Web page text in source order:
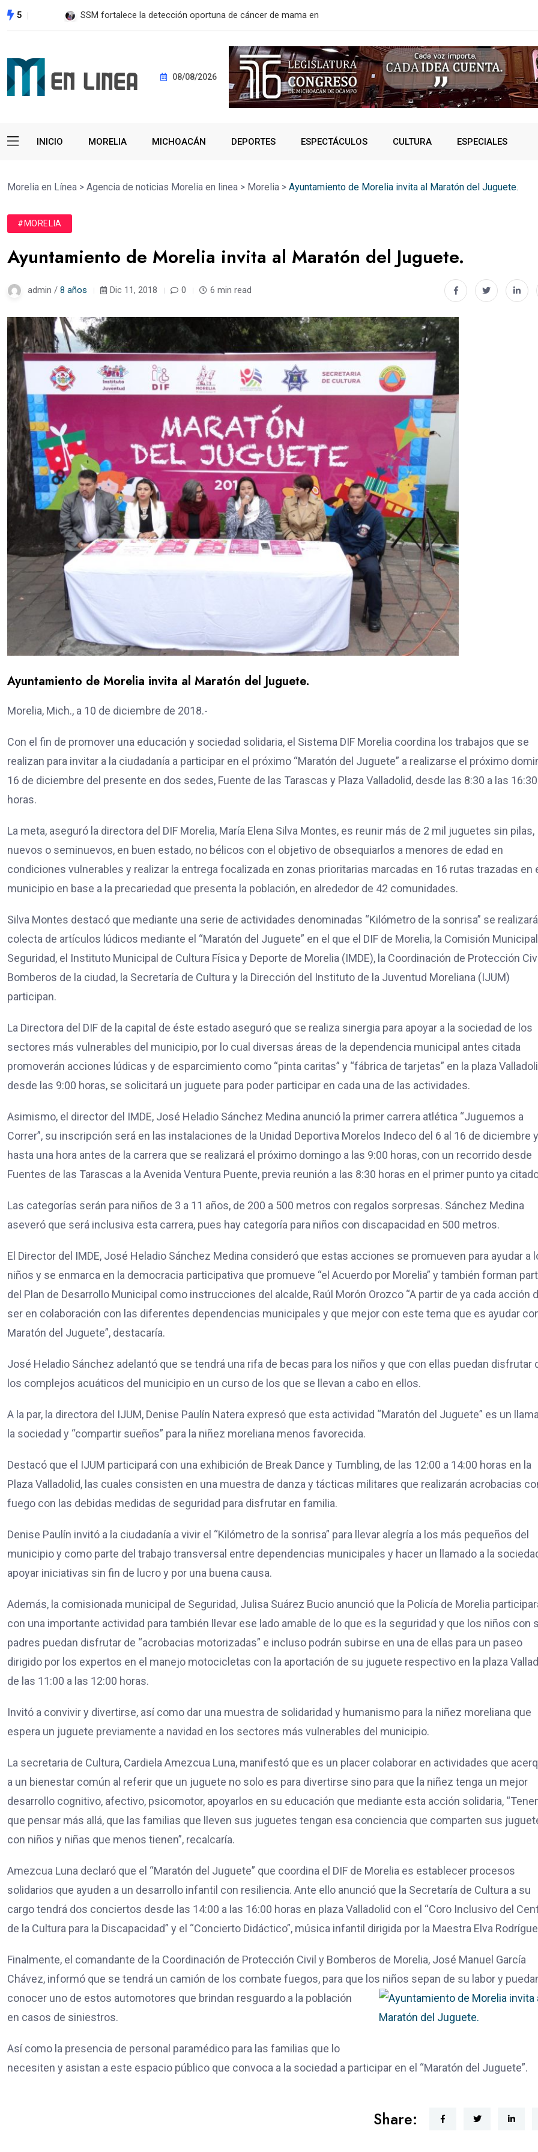
5 EE. UU. reanudará exportación de aguacate a partir de mañana
08/08/2026
INICIO MORELIA MICHOACÁN DEPORTES ESPECTÁCULOS CULTURA ESPECIALES
Morelia en Línea > Agencia de noticias Morelia en linea > Morelia > Ayuntamiento de Morelia invita al Maratón del Juguete.
#MORELIA
Ayuntamiento de Morelia invita al Maratón del Juguete.
admin / 8 años Dic 11, 2018 0 6 min read
Ayuntamiento de Morelia invita al Maratón del Juguete.
Morelia, Mich., a 10 de diciembre de 2018.-
Con el fin de promover una educación y sociedad solidaria, el Sistema DIF Morelia coordina los trabajos que se
realizan para invitar a la ciudadanía a participar en el próximo “Maratón del Juguete” a realizarse el próximo
16 de diciembre del presente en dos sedes, Fuente de las Tarascas y Plaza Valladolid, desde las 8:30 a las 16:30
horas.
La meta, aseguró la directora del DIF Morelia, María Elena Silva Montes, es reunir más de 2 mil juguetes sin pilas,
nuevos o seminuevos, en buen estado, no bélicos con el objetivo de obsequiarlos a menores de edad en
condiciones vulnerables y realizar la entrega focalizada en zonas prioritarias marcadas en 16 rutas trazadas en
municipio en base a la precariedad que presenta la población, en alrededor de 42 comunidades.
Silva Montes destacó que mediante una serie de actividades denominadas “Kilómetro de la sonrisa” se
colecta de artículos lúdicos mediante el “Maratón del Juguete” en el que el DIF de Morelia, la Comisión
Seguridad, el Instituto Municipal de Cultura Física y Deporte de Morelia (IMDE), la Coordinación de Protección
Bomberos de la ciudad, la Secretaría de Cultura y la Dirección del Instituto de la Juventud Moreliana (IJUM)
participan.
La Directora del DIF de la capital de éste estado aseguró que se realiza sinergia para apoyar a la sociedad de los
sectores más vulnerables del municipio, por lo cual diversas áreas de la dependencia municipal antes citada
promoverán acciones lúdicas y de esparcimiento como “pinta caritas” y “fábrica de tarjetas” en la plaza
desde las 9:00 horas, se solicitará un juguete para poder participar en cada una de las actividades.
Asimismo, el director del IMDE, José Heladio Sánchez Medina anunció la primer carrera atlética “Juguemos a
Correr”, su inscripción será en las instalaciones de la Unidad Deportiva Morelos Indeco del 6 al 16 de diciembre y
hasta una hora antes de la carrera que se realizará el próximo domingo a las 9:00 horas, con un recorrido desde
Fuentes de las Tarascas a la Avenida Ventura Puente, previa reunión a las 8:30 horas en el primer punto ya
Las categorías serán para niños de 3 a 11 años, de 200 a 500 metros con regalos sorpresas. Sánchez Medina
aseveró que será inclusiva esta carrera, pues hay categoría para niños con discapacidad en 500 metros.
El Director del IMDE, José Heladio Sánchez Medina consideró que estas acciones se promueven para ayudar a
niños y se enmarca en la democracia participativa que promueve “el Acuerdo por Morelia” y también forman
del Plan de Desarrollo Municipal como instrucciones del alcalde, Raúl Morón Orozco “A partir de ya cada acción
ser en colaboración con las diferentes dependencias municipales y que mejor con este tema que es ayudar
Maratón del Juguete”, destacaría.
José Heladio Sánchez adelantó que se tendrá una rifa de becas para los niños y que con ellas puedan disfrutar
los complejos acuáticos del municipio en un curso de los que se llevan a cabo en ellos.
A la par, la directora del IJUM, Denise Paulín Natera expresó que esta actividad “Maratón del Juguete” es un
la sociedad y “compartir sueños” para la niñez moreliana menos favorecida.
Destacó que el IJUM participará con una exhibición de Break Dance y Tumbling, de las 12:00 a 14:00 horas en la
Plaza Valladolid, las cuales consisten en una muestra de danza y tácticas militares que realizarán acrobacias
fuego con las debidas medidas de seguridad para disfrutar en familia.
Denise Paulín invitó a la ciudadanía a vivir el “Kilómetro de la sonrisa” para llevar alegría a los más pequeños del
municipio y como parte del trabajo transversal entre dependencias municipales y hacer un llamado a la
apoyar iniciativas sin fin de lucro y por una buena causa.
Además, la comisionada municipal de Seguridad, Julisa Suárez Bucio anunció que la Policía de Morelia
con una importante actividad para también llevar ese lado amable de lo que es la seguridad y que los niños con
padres puedan disfrutar de “acrobacias motorizadas” e incluso podrán subirse en una de ellas para un paseo
dirigido por los expertos en el manejo motocicletas con la aportación de su juguete respectivo en la plaza
de las 11:00 a las 12:00 horas.
Invitó a convivir y divertirse, así como dar una muestra de solidaridad y humanismo para la niñez moreliana que
espera un juguete previamente a navidad en los sectores más vulnerables del municipio.
La secretaria de Cultura, Cardiela Amezcua Luna, manifestó que es un placer colaborar en actividades que
a un bienestar común al referir que un juguete no solo es para divertirse sino para que la niñez tenga un mejor
desarrollo cognitivo, afectivo, psicomotor, apoyarlos en su educación que mediante esta acción solidaria,
que pensar más allá, que las familias que lleven sus juguetes tengan esa conciencia que comparten sus
con niños y niñas que menos tienen”, recalcaría.
Amezcua Luna declaró que el “Maratón del Juguete” que coordina el DIF de Morelia es establecer procesos
solidarios que ayuden a un desarrollo infantil con resiliencia. Ante ello anunció que la Secretaría de Cultura a su
cargo tendrá dos conciertos desde las 14:00 a las 16:00 horas en plaza Valladolid con el “Coro Inclusivo del
de la Cultura para la Discapacidad” y el “Concierto Didáctico”, música infantil dirigida por la Maestra Elva
Finalmente, el comandante de la Coordinación de Protección Civil y Bomberos de Morelia, José Manuel García
Chávez, informó que se tendrá un camión de los combate fuegos, para que los niños sepan de su labor y
conocer uno de estos automotores que brindan resguardo a la población
en casos de siniestros.
Así como la presencia de personal paramédico para las familias que lo
necesiten y asistan a este espacio público que convoca a la sociedad a participar en el “Maratón del Juguete”.
Share: